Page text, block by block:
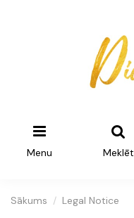
Menu Meklēt
Sākums Legal Notice